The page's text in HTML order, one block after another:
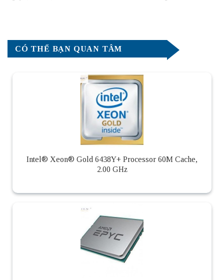
CÓ THỂ BẠN QUAN TÂM
Intel® Xeon® Gold 6438Y+ Processor 60M Cache,
2.00 GHz